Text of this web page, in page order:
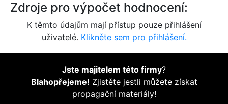
Zdroje pro výpočet hodnocení:
K těmto údajům mají přístup pouze přihlášení
uživatelé. Klikněte sem pro přihlášení.
Jste majitelem této firmy?
Blahopřejeme! Zjistěte jestli můžete získat
propagační materiály!